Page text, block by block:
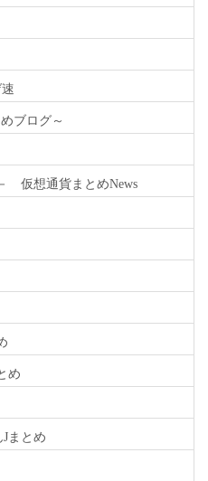
ブログ～
仮想通貨まとめNews
め
まとめ